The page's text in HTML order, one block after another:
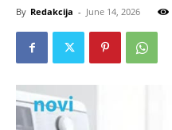
By Redakcija - June 14, 2026